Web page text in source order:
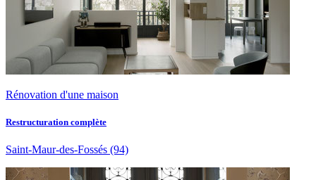
Rénovation d'une maison
Restructuration complète
Saint-Maur-des-Fossés (94)